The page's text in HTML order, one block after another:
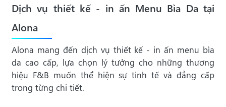
Dịch vụ thiết kế - in ấn Menu Bìa Da tại
Alona
Alona mang đến dịch vụ thiết kế - in ấn menu bìa
da cao cấp, lựa chọn lý tưởng cho những thương
hiệu F&B muốn thể hiện sự tinh tế và đẳng cấp
trong từng chi tiết.